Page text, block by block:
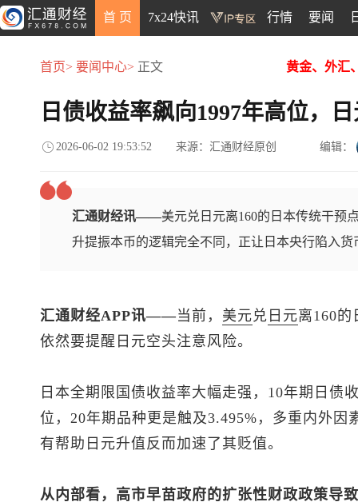
首 页 7x24快讯 行情 要闻
首页> 要闻中心> 正文 黄金、外汇
日债收益率飙向1997年高位，
2026-06-02 19:53:52 来源：汇通财经原创 编辑：
汇通财经讯——美元兑日元离160的日本传统干预
升提振本币的逻辑完全不同，正让日本央行陷入
汇通财经APP讯——当前， 美元兑 日元离160的
依然要提醒日元空头注意风险。
日本全期限国债收益率大幅走强，10年期日债
位，20年期品种更是触及3.495%，多重内外
有帮助日元升值反而加速了其贬值。
从内部看，高市早苗政府的扩张性财政政策导